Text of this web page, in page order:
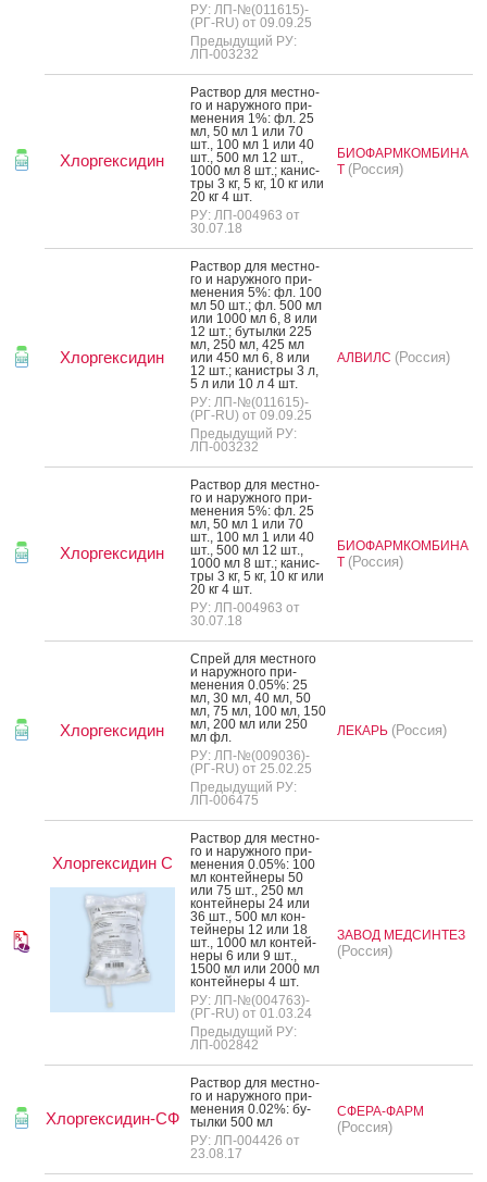
РУ: ЛП-№(011615)-
(РГ-RU) от 09.09.25
Предыдущий РУ:
ЛП-003232
Хлоргексидин
Рас­твор для мес­тно­
го и на­руж­но­го при­
мене­ния 1%: фл. 25
мл, 50 мл 1 или 70
шт., 100 мл 1 или 40
шт., 500 мл 12 шт.,
1000 мл 8 шт.; ка­нис­
тры 3 кг, 5 кг, 10 кг или
20 кг 4 шт.
РУ: ЛП-004963 от
30.07.18
БИОФАРМКОМБИНА
Т (Россия)
Хлоргексидин
Рас­твор для мес­тно­
го и на­руж­но­го при­
мене­ния 5%: фл. 100
мл 50 шт.; фл. 500 мл
или 1000 мл 6, 8 или
12 шт.; бу­тыл­ки 225
мл, 250 мл, 425 мл
или 450 мл 6, 8 или
12 шт.; ка­нис­тры 3 л,
5 л или 10 л 4 шт.
РУ: ЛП-№(011615)-
(РГ-RU) от 09.09.25
Предыдущий РУ:
ЛП-003232
АЛВИЛС (Россия)
Хлоргексидин
Рас­твор для мес­тно­
го и на­руж­но­го при­
мене­ния 5%: фл. 25
мл, 50 мл 1 или 70
шт., 100 мл 1 или 40
шт., 500 мл 12 шт.,
1000 мл 8 шт.; ка­нис­
тры 3 кг, 5 кг, 10 кг или
20 кг 4 шт.
РУ: ЛП-004963 от
30.07.18
БИОФАРМКОМБИНА
Т (Россия)
Хлоргексидин
Спрей для мес­тно­го
и на­руж­но­го при­
мене­ния 0.05%: 25
мл, 30 мл, 40 мл, 50
мл, 75 мл, 100 мл, 150
мл, 200 мл или 250
мл фл.
РУ: ЛП-№(009036)-
(РГ-RU) от 25.02.25
Предыдущий РУ:
ЛП-006475
ЛЕКАРЬ (Россия)
Хлоргексидин С
Рас­твор для мес­тно­
го и на­руж­но­го при­
мене­ния 0.05%: 100
мл кон­тей­не­ры 50
или 75 шт., 250 мл
кон­тей­не­ры 24 или
36 шт., 500 мл кон­
тей­не­ры 12 или 18
шт., 1000 мл кон­тей­
не­ры 6 или 9 шт.,
1500 мл или 2000 мл
кон­тей­не­ры 4 шт.
РУ: ЛП-№(004763)-
(РГ-RU) от 01.03.24
Предыдущий РУ:
ЛП-002842
ЗАВОД МЕДСИНТЕЗ
(Россия)
Хлоргексидин-СФ
Рас­твор для мес­тно­
го и на­руж­но­го при­
мене­ния 0.02%: бу­
тыл­ки 500 мл
РУ: ЛП-004426 от
23.08.17
СФЕРА-ФАРМ
(Россия)